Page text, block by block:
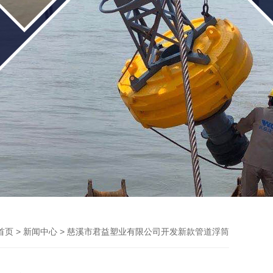
页 > 新闻中心 > 慈溪市君益塑业有限公司开发新款管道浮筒